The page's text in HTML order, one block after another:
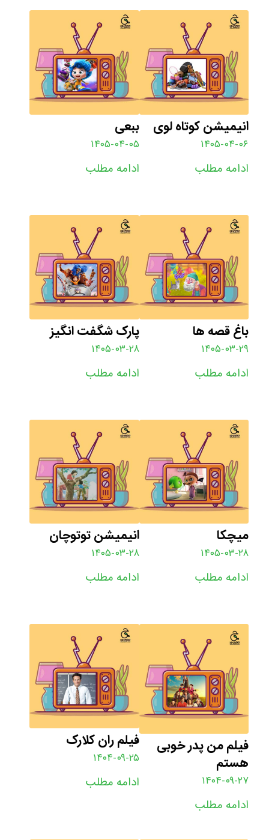
انیمیشن کوتاه لوی
۱۴۰۵-۰۴-۰۶
ادامه مطلب
ببعی
۱۴۰۵-۰۴-۰۵
ادامه مطلب
باغ قصه ها
۱۴۰۵-۰۳-۲۹
ادامه مطلب
پارک شگفت انگیز
۱۴۰۵-۰۳-۲۸
ادامه مطلب
میچکا
۱۴۰۵-۰۳-۲۸
ادامه مطلب
انیمیشن توتوچان
۱۴۰۵-۰۳-۲۸
ادامه مطلب
فیلم من پدر خوبی
هستم
۱۴۰۴-۰۹-۲۷
ادامه مطلب
فیلم ران کلارک
۱۴۰۴-۰۹-۲۵
ادامه مطلب